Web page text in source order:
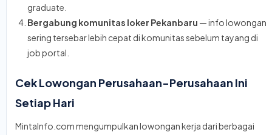
graduate.
Bergabung komunitas loker Pekanbaru — info lowongan
sering tersebar lebih cepat di komunitas sebelum tayang di
job portal.
Cek Lowongan Perusahaan-Perusahaan Ini
Setiap Hari
MintaInfo.com mengumpulkan lowongan kerja dari berbagai